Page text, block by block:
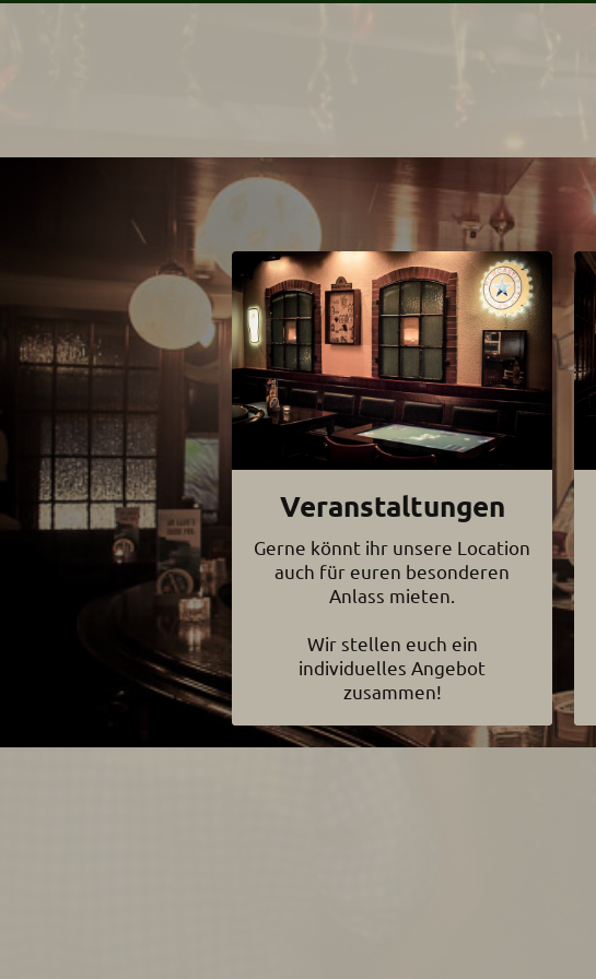
Veranstaltungen
Gerne könnt ihr unsere Location
auch für euren besonderen
Anlass mieten.
Wir stellen euch ein
individuelles Angebot
zusammen!